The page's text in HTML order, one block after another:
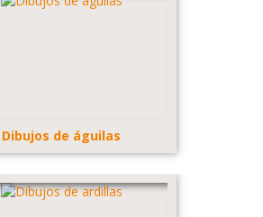
Dibujos de águilas